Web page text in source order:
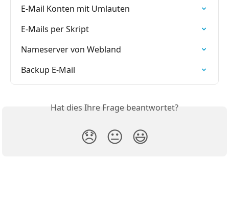
E-Mail Konten mit Umlauten
E-Mails per Skript
Nameserver von Webland
Backup E-Mail
Hat dies Ihre Frage beantwortet?
😞 😐 😃